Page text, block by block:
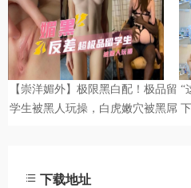
下载地址